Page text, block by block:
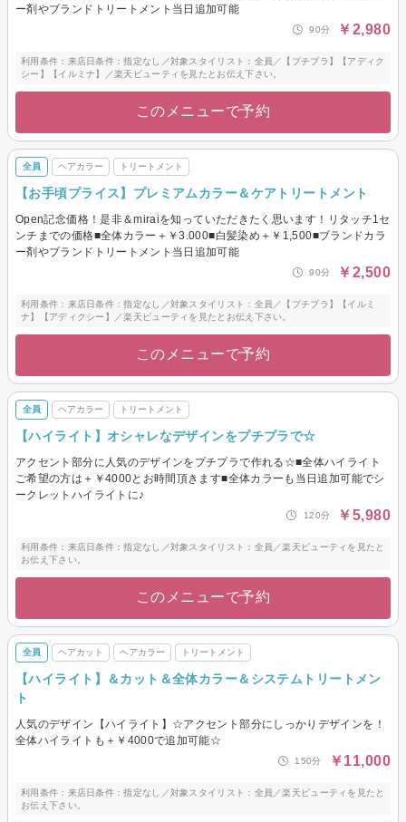
ー剤やブランドトリートメント当日追加可能
90分 ￥2,980
利用条件：来店日条件：指定なし／対象スタイリスト：全員／【プチプラ】【アディク
シー】【イルミナ】／楽天ビューティを見たとお伝え下さい。
このメニューで予約
全員 ヘアカラー トリートメント
【お手頃プライス】プレミアムカラー＆ケアトリートメント
Open記念価格！是非＆miraiを知っていただきたく思います！リタッチ1セ
ンチまでの価格■全体カラー＋￥3.000■白髪染め＋￥1,500■ブランドカラ
ー剤やブランドトリートメント当日追加可能
90分 ￥2,500
利用条件：来店日条件：指定なし／対象スタイリスト：全員／【プチプラ】【イルミ
ナ】【アディクシー】／楽天ビューティを見たとお伝え下さい。
このメニューで予約
全員 ヘアカラー トリートメント
【ハイライト】オシャレなデザインをプチプラで☆
アクセント部分に人気のデザインをプチプラで作れる☆■全体ハイライト
ご希望の方は＋￥4000とお時間頂きます■全体カラーも当日追加可能でシ
ークレットハイライトに♪
120分 ￥5,980
利用条件：来店日条件：指定なし／対象スタイリスト：全員／楽天ビューティを見たと
お伝え下さい。
このメニューで予約
全員 ヘアカット ヘアカラー トリートメント
【ハイライト】＆カット＆全体カラー＆システムトリートメン
ト
人気のデザイン【ハイライト】☆アクセント部分にしっかりデザインを！
全体ハイライトも＋￥4000で追加可能☆
150分 ￥11,000
利用条件：来店日条件：指定なし／対象スタイリスト：全員／楽天ビューティを見たと
お伝え下さい。